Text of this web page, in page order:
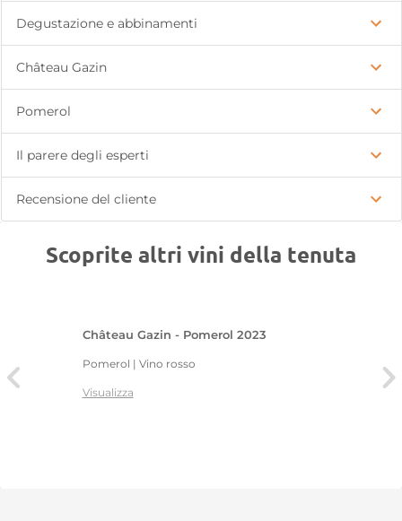
Degustazione e abbinamenti
Château Gazin
Pomerol
Il parere degli esperti
Recensione del cliente
Scoprite altri vini della tenuta
Château Gazin - Pomerol 2023
Pomerol | Vino rosso
Visualizza